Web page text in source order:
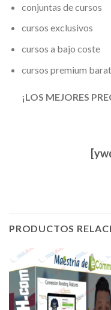
conjuntas de cursos
cursos exclusivos
cursos a bajo coste
cursos premium
¡LOS MEJORES
PRODUCTOS